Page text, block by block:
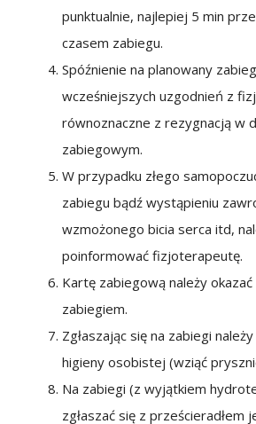
punktualnie, najlepiej 5 min
czasem zabiegu.
Spóźnienie na planowany
wcześniejszych uzgodnień z
równoznaczne z rezygnacją w
zabiegowym.
W przypadku złego
zabiegu bądź wystąpieniu
wzmożonego bicia serca itd,
poinformować fizjoterapeutę.
Kartę zabiegową należy
zabiegiem.
Zgłaszając się na zabiegi
higieny osobistej (wziąć
Na zabiegi (z wyjątkiem
zgłaszać się z prześcieradłem